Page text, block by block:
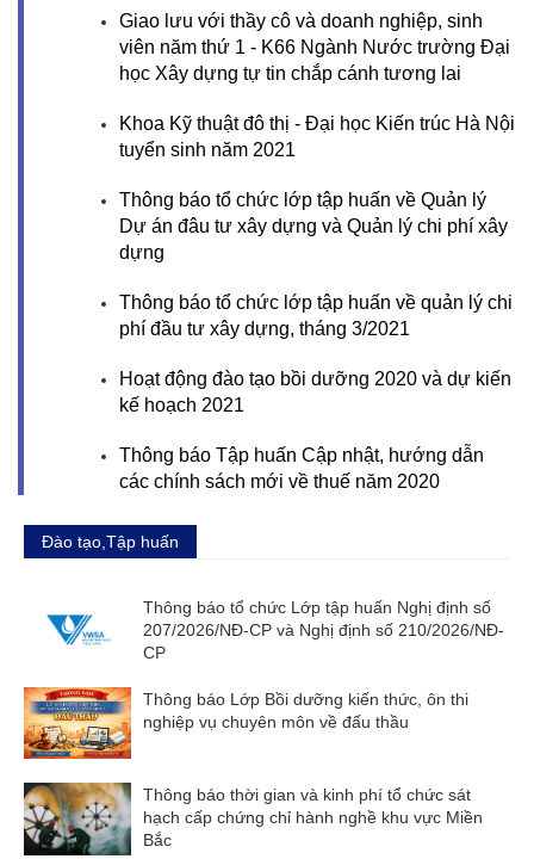
Giao lưu với thầy cô và doanh nghiệp, sinh
viên năm thứ 1 - K66 Ngành Nước trường Đại
học Xây dựng tự tin chắp cánh tương lai
Khoa Kỹ thuật đô thị - Đại học Kiến trúc Hà Nội
tuyển sinh năm 2021
Thông báo tổ chức lớp tập huấn về Quản lý
Dự án đâu tư xây dựng và Quản lý chi phí xây
dựng
Thông báo tổ chức lớp tập huấn về quản lý chi
phí đầu tư xây dựng, tháng 3/2021
Hoạt động đào tạo bồi dưỡng 2020 và dự kiến
kế hoạch 2021
Thông báo Tập huấn Cập nhật, hướng dẫn
các chính sách mới về thuế năm 2020
Đào tạo,Tập huấn
Thông báo tổ chức Lớp tập huấn Nghị định số
207/2026/NĐ-CP và Nghị định số 210/2026/NĐ-
CP
Thông báo Lớp Bồi dưỡng kiến thức, ôn thi
nghiệp vụ chuyên môn về đấu thầu
Thông báo thời gian và kinh phí tổ chức sát
hạch cấp chứng chỉ hành nghề khu vực Miền
Bắc